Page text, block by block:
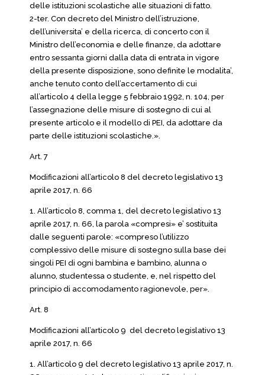
delle istituzioni scolastiche alle situazioni di fatto.
2-ter. Con decreto del Ministro dell’istruzione,
dell’universita’ e della ricerca, di concerto con il
Ministro dell’economia e delle finanze, da adottare
entro sessanta giorni dalla data di entrata in vigore
della presente disposizione, sono definite le modalita’,
anche tenuto conto dell’accertamento di cui
all’articolo 4 della legge 5 febbraio 1992, n. 104, per
l’assegnazione delle misure di sostegno di cui al
presente articolo e il modello di PEI, da adottare da
parte delle istituzioni scolastiche.».
Art. 7
Modificazioni all’articolo 8 del decreto legislativo 13
aprile 2017, n. 66
1. All’articolo 8, comma 1, del decreto legislativo 13
aprile 2017, n. 66, la parola «compresi» e’ sostituita
dalle seguenti parole: «compreso l’utilizzo
complessivo delle misure di sostegno sulla base dei
singoli PEI di ogni bambina e bambino, alunna o
alunno, studentessa o studente, e, nel rispetto del
principio di accomodamento ragionevole, per».
Art. 8
Modificazioni all’articolo 9 del decreto legislativo 13
aprile 2017, n. 66
1. All’articolo 9 del decreto legislativo 13 aprile 2017, n.